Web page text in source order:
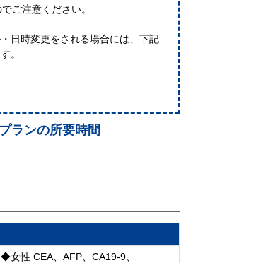
ご注意ください。
日時変更をされる場合には、下記
。
ランの所要時間
性 CEA、AFP、CA19-9、